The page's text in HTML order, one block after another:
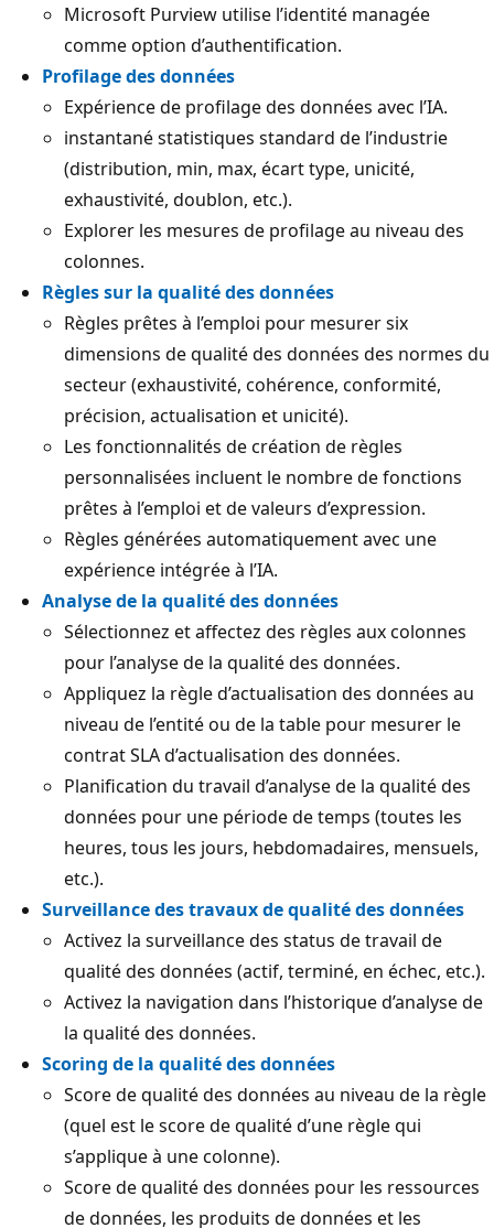
Microsoft Purview utilise l’identité managée
comme option d’authentification.
Profilage des données
Expérience de profilage des données avec l’IA.
instantané statistiques standard de l’industrie
(distribution, min, max, écart type, unicité,
exhaustivité, doublon, etc.).
Explorer les mesures de profilage au niveau des
colonnes.
Règles sur la qualité des données
Règles prêtes à l’emploi pour mesurer six
dimensions de qualité des données des normes du
secteur (exhaustivité, cohérence, conformité,
précision, actualisation et unicité).
Les fonctionnalités de création de règles
personnalisées incluent le nombre de fonctions
prêtes à l’emploi et de valeurs d’expression.
Règles générées automatiquement avec une
expérience intégrée à l’IA.
Analyse de la qualité des données
Sélectionnez et affectez des règles aux colonnes
pour l’analyse de la qualité des données.
Appliquez la règle d’actualisation des données au
niveau de l’entité ou de la table pour mesurer le
contrat SLA d’actualisation des données.
Planification du travail d’analyse de la qualité des
données pour une période de temps (toutes les
heures, tous les jours, hebdomadaires, mensuels,
etc.).
Surveillance des travaux de qualité des données
Activez la surveillance des status de travail de
qualité des données (actif, terminé, en échec, etc.).
Activez la navigation dans l’historique d’analyse de
la qualité des données.
Scoring de la qualité des données
Score de qualité des données au niveau de la règle
(quel est le score de qualité d’une règle qui
s’applique à une colonne).
Score de qualité des données pour les ressources
de données, les produits de données et les